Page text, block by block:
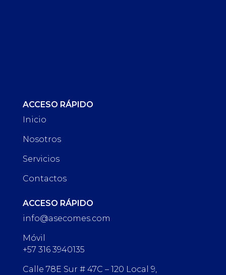
ACCESO RÁPIDO
Inicio
Nosotros
Servicios
Contactos
ACCESO RÁPIDO
info@asecomes.com
Móvil
+57 316 3940135
Calle 78E Sur # 47C – 120 Local 9,